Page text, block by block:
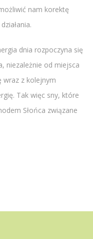
nam korektę
dnia rozpoczyna się
niezależnie od miejsca
wraz z kolejnym
Tak więc sny, które
Słońca związane